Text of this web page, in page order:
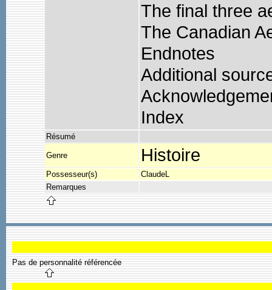
The final three
The Canadian
Endnotes
Additional
Index
Résumé
Genre Histoire
Possesseur(s)
ClaudeL
Remarques
Pas de personnalité référencée